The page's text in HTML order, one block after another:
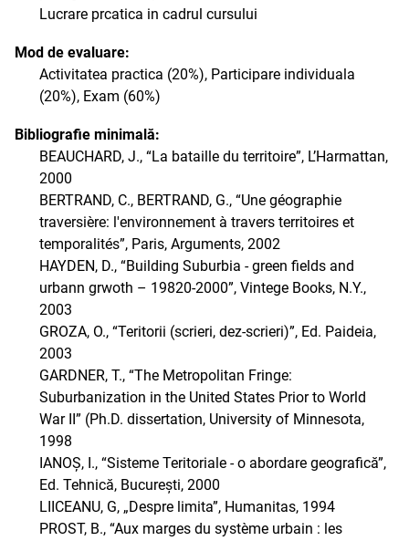
Lucrare prcatica in cadrul cursului
Mod de evaluare:
Activitatea practica (20%), Participare individuala
(20%), Exam (60%)
Bibliografie minimală:
BEAUCHARD, J., “La bataille du territoire”, L’Harmattan,
2000
BERTRAND, C., BERTRAND, G., “Une géographie
traversière: l'environnement à travers territoires et
temporalités”, Paris, Arguments, 2002
HAYDEN, D., “Building Suburbia - green fields and
urbann grwoth – 19820-2000”, Vintege Books, N.Y.,
2003
GROZA, O., “Teritorii (scrieri, dez-scrieri)”, Ed. Paideia,
2003
GARDNER, T., “The Metropolitan Fringe:
Suburbanization in the United States Prior to World
War II” (Ph.D. dissertation, University of Minnesota,
1998
IANOȘ, I., “Sisteme Teritoriale - o abordare geografică”,
Ed. Tehnică, București, 2000
LIICEANU, G, „Despre limita”, Humanitas, 1994
PROST, B., “Aux marges du système urbain : les